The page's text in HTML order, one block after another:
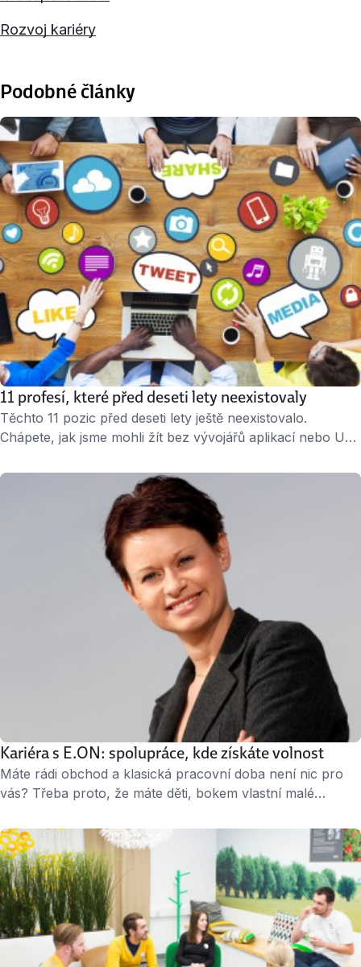
Rozvoj kariéry
Podobné články
11 profesí, které před deseti lety neexistovaly
Těchto 11 pozic před deseti lety ještě neexistovalo.
Chápete, jak jsme mohli žít bez vývojářů aplikací nebo UX
lety: Mobilní trh se chystal na příchod horkých novinek:
„véček“ s integrovaným foťákem a 5 MB pamětí (no tak,
nesmějte se). Dnes: Množství „apek“, které si stahujeme …
Kariéra s E.ON: spolupráce, kde získáte volnost
Máte rádi obchod a klasická pracovní doba není nic pro
vás? Třeba proto, že máte děti, bokem vlastní malé
ve společnosti E.ON rozšiřují tým obchodníků. O jakou
spolupráci jde a v čem je výhodná, mluvila projektová
manažerka Eva Duchoňová. « 2 minuty čtení » ↑ Eva
Duchoňová, projektová …